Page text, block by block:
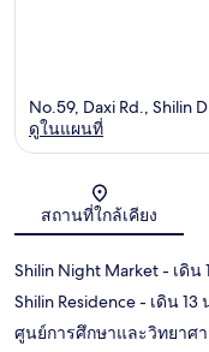
No.59, Daxi Rd., Shilin
ดูในแผนที่
สถานที่ใกล้เคียง
Shilin Night Market- เดิน
Shilin Residence- เดิน 13
ศูนย์การศึกษาและวิทยาศ